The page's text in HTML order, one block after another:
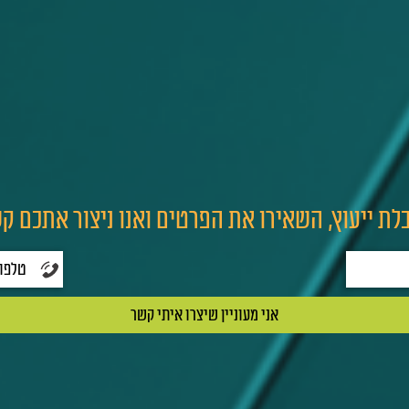
ייעוץ, השאירו את הפרטים ואנו ניצור אתכם